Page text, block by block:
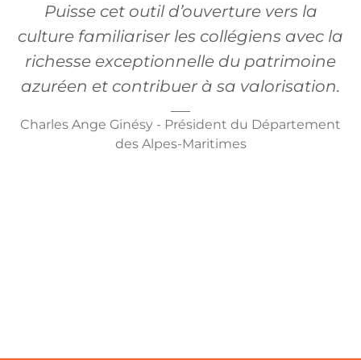
Puisse cet outil d’ouverture vers la
culture familiariser les collégiens avec la
richesse exceptionnelle du patrimoine
azuréen et contribuer à sa valorisation.
Charles Ange Ginésy - Président du Département
des Alpes-Maritimes